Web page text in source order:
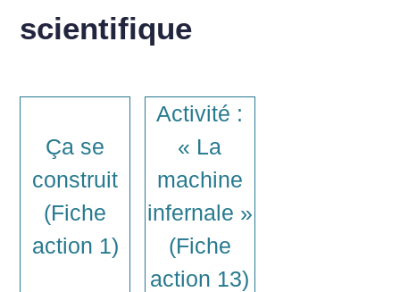
scientifique
Ça se
construit
(Fiche
action 1)
Activité :
« La
machine
infernale »
(Fiche
action 13)